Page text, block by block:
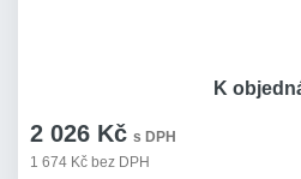
2 026 Kč s DPH
1 674 Kč bez DPH
K